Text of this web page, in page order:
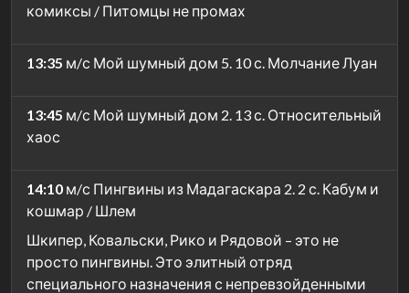
комиксы / Питомцы не промах
13:35 м/с Мой шумный дом 5. 10 с. Молчание Луан
13:45 м/с Мой шумный дом 2. 13 с. Относительный
хаос
14:10 м/с Пингвины из Мадагаскара 2. 2 с. Кабум и
кошмар / Шлем
Шкипер, Ковальски, Рико и Рядовой – это не
просто пингвины. Это элитный отряд
специального назначения с непревзойденными